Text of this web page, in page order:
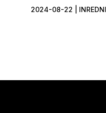
2024-08-22